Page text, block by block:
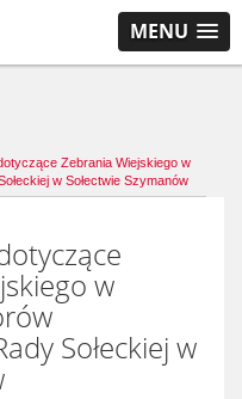
MENU
Zebrania Wiejskiego w
w Sołectwie Szymanów
w
Sołeckiej w